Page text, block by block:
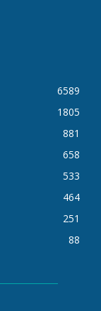
6589
1805
881
658
533
464
251
88